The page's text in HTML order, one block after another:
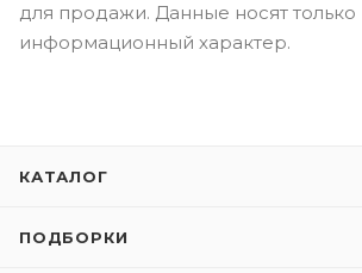
для продажи. Данные носят только
информационный характер.
КАТАЛОГ
ПОДБОРКИ